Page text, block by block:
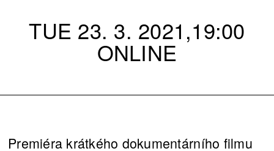
TUE 23. 3. 2021,19:00
ONLINE
Premiéra krátkého dokumentárního filmu